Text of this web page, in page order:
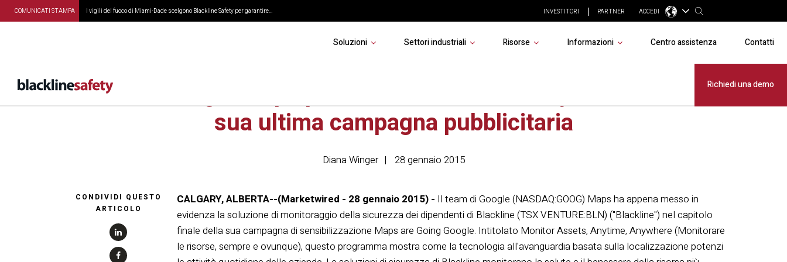
COMUNICATI STAMPA I vigili del fuoco di Miami-Dade scelgono Blackline Safety per garantire... INVESTITORI PARTNER ACCEDI
Soluzioni Settori industriali Risorse Informazioni Centro assistenza Contatti
Richiedi una demo
sua ultima campagna pubblicitaria
Diana Winger 28 gennaio 2015
CONDIVIDI QUESTO
ARTICOLO
CALGARY, ALBERTA--(Marketwired - 28 gennaio 2015) - Il team di Google (NASDAQ:GOOG) Maps ha appena messo in
evidenza la soluzione di monitoraggio della sicurezza dei dipendenti di Blackline (TSX VENTURE:BLN) ("Blackline") nel capitolo
finale della sua campagna di sensibilizzazione Maps are Going Google. Intitolato Monitor Assets, Anytime, Anywhere (Monitorare
le risorse, sempre e ovunque), questo programma mostra come la tecnologia all'avanguardia basata sulla localizzazione potenzi